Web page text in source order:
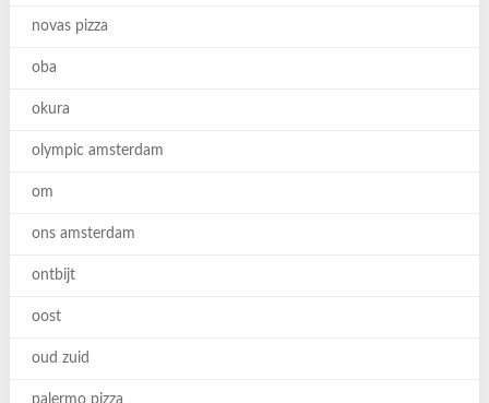
novas pizza
oba
okura
olympic amsterdam
om
ons amsterdam
ontbijt
oost
oud zuid
palermo pizza